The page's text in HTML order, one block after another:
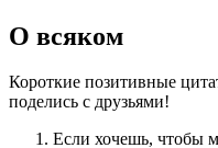
О всяком
Короткие позитивные
поделись с друзьями!
Если хочешь, чтобы